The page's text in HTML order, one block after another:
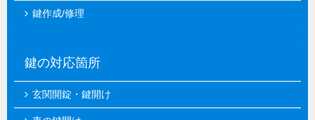
鍵作成/修理
鍵の対応箇所
玄関開錠・鍵開け